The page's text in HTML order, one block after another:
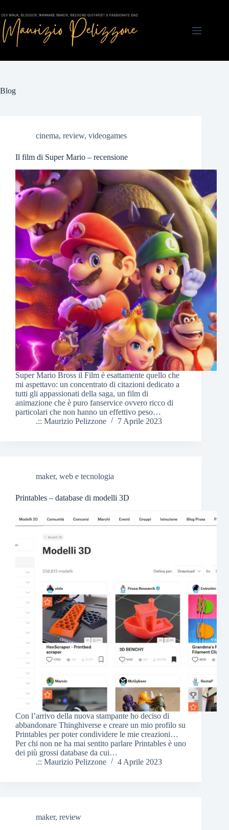
al
contenuto
Blog
cinema, review, videogames
Il film di Super Mario – recensione
Super Mario Bross il Film è esattamente quello che
mi aspettavo: un concentrato di citazioni dedicato a
tutti gli appassionati della saga, un film di
animazione che è puro fanservice ovvero ricco di
particolari che non hanno un effettivo peso…
.:: Maurizio Pelizzone
7 Aprile 2023
maker, web e tecnologia
Printables – database di modelli 3D
Con l’arrivo della nuova stampante ho deciso di
abbandonare Thinghiverse e creare un mio profilo su
Printables per poter condividere le mie creazioni…
Per chi non ne ha mai sentito parlare Printables è uno
dei più grossi database da cui…
.:: Maurizio Pelizzone
4 Aprile 2023
maker, review